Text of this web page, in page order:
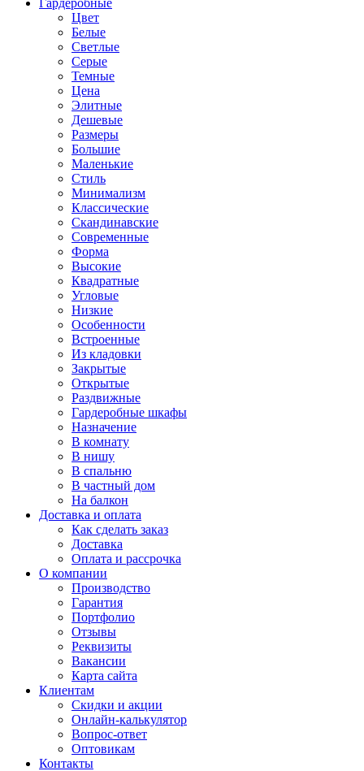
Гардеробные
Цвет
Белые
Светлые
Серые
Темные
Цена
Элитные
Дешевые
Размеры
Большие
Маленькие
Стиль
Минимализм
Классические
Скандинавские
Современные
Форма
Высокие
Квадратные
Угловые
Низкие
Особенности
Встроенные
Из кладовки
Закрытые
Открытые
Раздвижные
Гардеробные шкафы
Назначение
В комнату
В нишу
В спальню
В частный дом
На балкон
Доставка и оплата
Как сделать заказ
Доставка
Оплата и рассрочка
О компании
Производство
Гарантия
Портфолио
Отзывы
Реквизиты
Вакансии
Карта сайта
Клиентам
Скидки и акции
Онлайн-калькулятор
Вопрос-ответ
Оптовикам
Контакты